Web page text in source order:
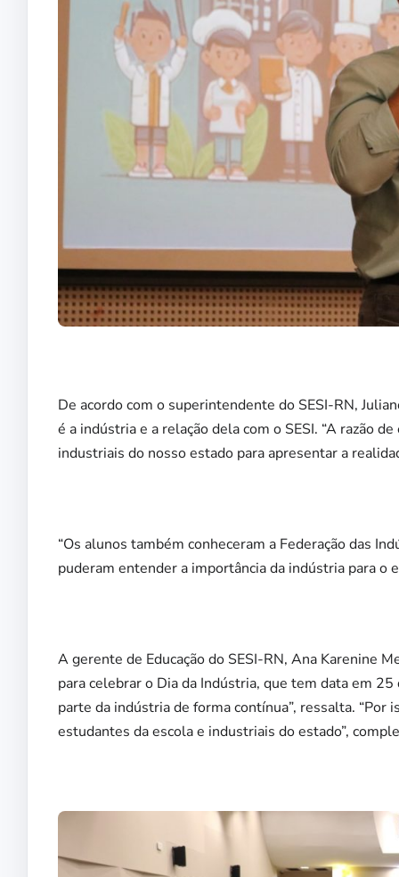
De acordo com o superintendente do SESI-RN,
é a indústria e a relação dela com o SESI. “A razão
industriais do nosso estado para apresentar a
“Os alunos também conheceram a Federação das
puderam entender a importância da indústria para o
A gerente de Educação do SESI-RN, Ana Karenine
para celebrar o Dia da Indústria, que tem data em
parte da indústria de forma contínua”, ressalta.
estudantes da escola e industriais do estado”,